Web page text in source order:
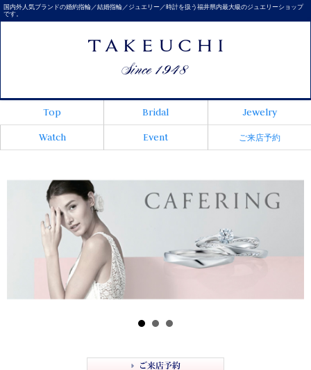
国内外人気ブランドの婚約指輪／結婚指輪／ジュエリー／時計を扱う福井県内最大級のジュエリーショップ
です。
Top Bridal
Jewelry
Watch
Event ご来店予約